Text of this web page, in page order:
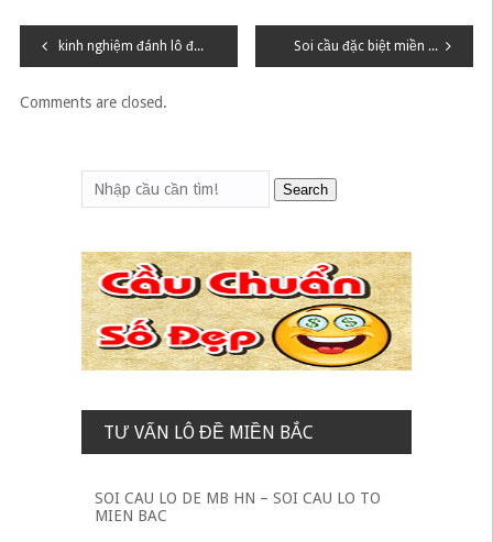
Điều
hướng
kinh nghiệm đánh lô đề miền Bắc này Soi cầu đặc biệt miền bắc qua đề chạm 1
Comments are closed.
Search
TƯ VẤN LÔ ĐỀ MIỀN BẮC
SOI CAU LO DE MB HN – SOI CAU LO TO
MIEN BAC